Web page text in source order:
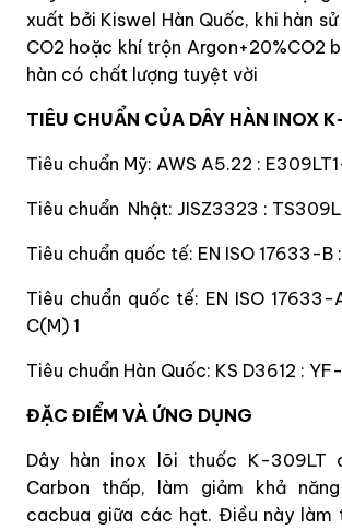
xuất bởi Kiswel Hàn Quốc, khi hàn sử
CO2 hoặc khí trộn Argon+20%CO2
hàn có chất lượng tuyệt vời
TIÊU CHUẨN CỦA DÂY HÀN INOX
Tiêu chuẩn Mỹ: AWS A5.22 :
Tiêu chuẩn Nhật: JISZ3323 :
Tiêu chuẩn quốc tế: EN ISO 17633-B
Tiêu chuẩn quốc tế: EN ISO 17633-
C(M) 1
Tiêu chuẩn Hàn Quốc: KS D3612 :
ĐẶC ĐIỂM VÀ ỨNG DỤNG
Dây hàn inox lõi thuốc K-309LT
Carbon thấp, làm giảm khả
cacbua giữa các hạt. Điều này làm